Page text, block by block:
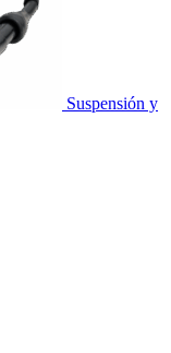
Suspensión y